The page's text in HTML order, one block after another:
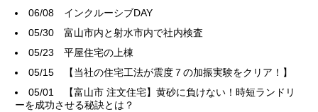
06/08 インクルーシブDAY
05/30富山市内と射水市内で社内検査
05/23平屋住宅の上棟
05/15
【当社の住宅工法が震度７の加振実験をクリア！】
05/01
【富山市 注文住宅】黄砂に負けない！時短ランドリ
ーを成功させる秘訣とは？